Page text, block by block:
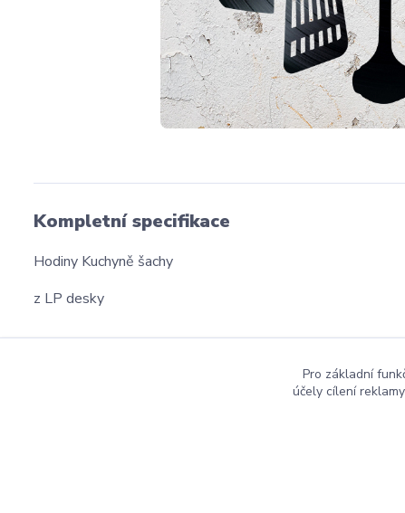
Kompletní specifikace
Hodiny Kuchyně šachy
z LP desky
Pro základní
účely cílení